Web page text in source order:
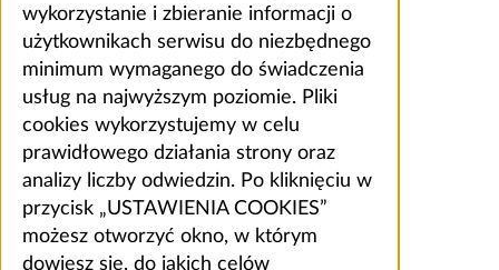
wykorzystanie i zbieranie informacji o
użytkownikach serwisu do niezbędnego
minimum wymaganego do świadczenia
usług na najwyższym poziomie. Pliki
cookies wykorzystujemy w celu
prawidłowego działania strony oraz
analizy liczby odwiedzin. Po kliknięciu w
przycisk „USTAWIENIA COOKIES”
możesz otworzyć okno, w którym
dowiesz się, do jakich celów